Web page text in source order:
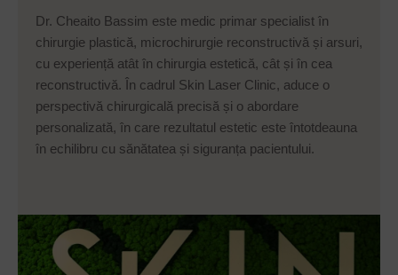
Dr. Cheaito Bassim este medic primar specialist în
chirurgie plastică, microchirurgie reconstructivă și arsuri,
cu experiență atât în chirurgia estetică, cât și în cea
reconstructivă. În cadrul Skin Laser Clinic, aduce o
perspectivă chirurgicală precisă și o abordare
personalizată, în care rezultatul estetic este întotdeauna
în echilibru cu sănătatea și siguranța pacientului.